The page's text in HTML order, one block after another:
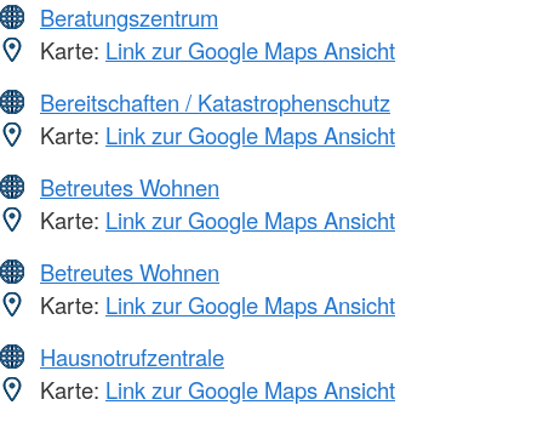
Beratungszentrum
Karte: Link zur Google Maps Ansicht
Bereitschaften / Katastrophenschutz
Karte: Link zur Google Maps Ansicht
Betreutes Wohnen
Karte: Link zur Google Maps Ansicht
Betreutes Wohnen
Karte: Link zur Google Maps Ansicht
Hausnotrufzentrale
Karte: Link zur Google Maps Ansicht